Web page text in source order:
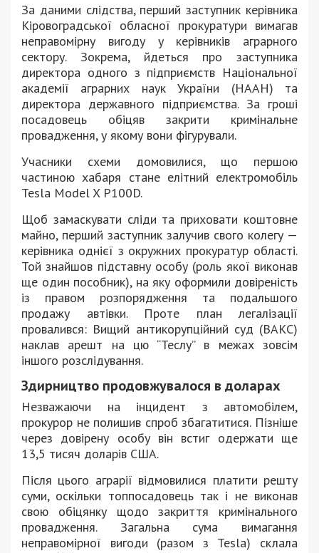
За даними слідства, перший заступник керівника
Кіровоградської обласної прокуратури вимагав
неправомірну вигоду у керівників аграрного
сектору. Зокрема, йдеться про заступника
директора одного з підприємств Національної
академії аграрних наук України (НААН) та
директора державного підприємства. За гроші
посадовець обіцяв закрити кримінальне
провадження, у якому вони фігурували.
Учасники схеми домовилися, що першою
частиною хабаря стане елітний електромобіль
Tesla Model X P100D.
Щоб замаскувати сліди та приховати коштовне
майно, перший заступник залучив свого колегу —
керівника однієї з окружних прокуратур області.
Той знайшов підставну особу (роль якої виконав
ще один пособник), на яку оформили довіреність
із правом розпорядження та подальшого
продажу автівки. Проте план легалізації
провалився: Вищий антикорупційний суд (ВАКС)
наклав арешт на цю “Теслу” в межах зовсім
іншого розслідування.
Здирництво продовжувалося в доларах
Незважаючи на інцидент з автомобілем,
прокурор не полишив спроб збагатитися. Пізніше
через довірену особу він встиг одержати ще
13,5 тисяч доларів США.
Після цього аграрії відмовилися платити решту
суми, оскільки топпосадовець так і не виконав
свою обіцянку щодо закриття кримінального
провадження. Загальна сума вимагання
неправомірної вигоди (разом з Tesla) склала